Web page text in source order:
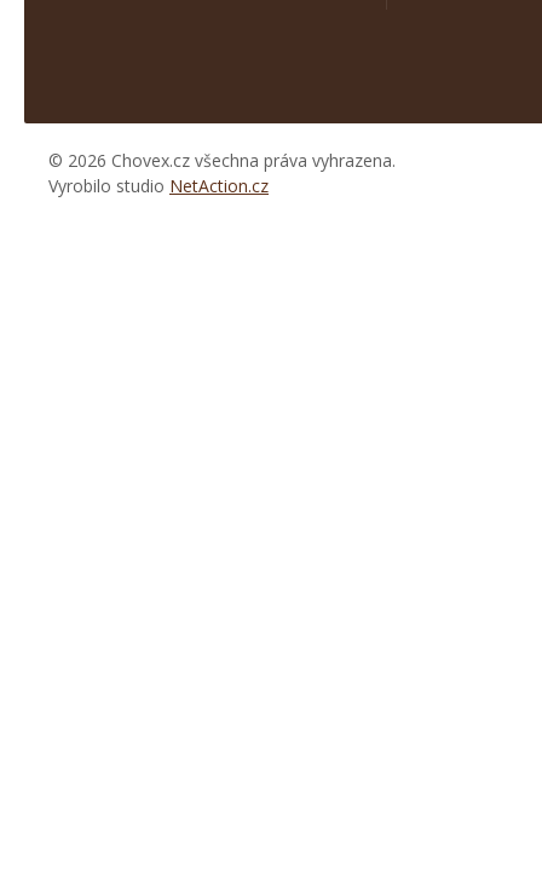
© 2026 Chovex.cz všechna práva vyhrazena.
Vyrobilo studio NetAction.cz